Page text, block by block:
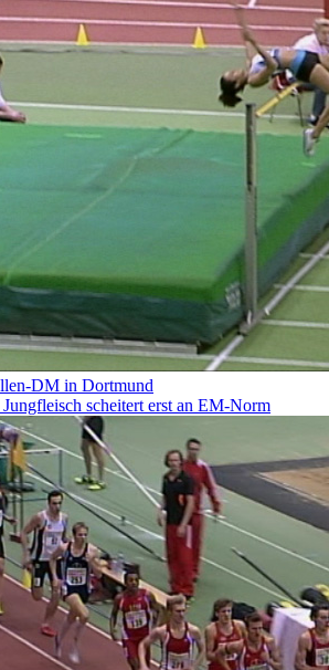
DM in Dortmund
scheitert erst an EM-Norm